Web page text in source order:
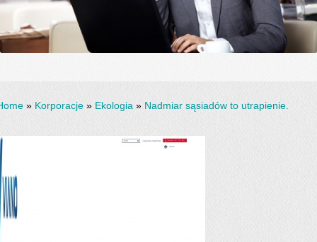
» Korporacje » Ekologia » Nadmiar sąsiadów to utrapienie.